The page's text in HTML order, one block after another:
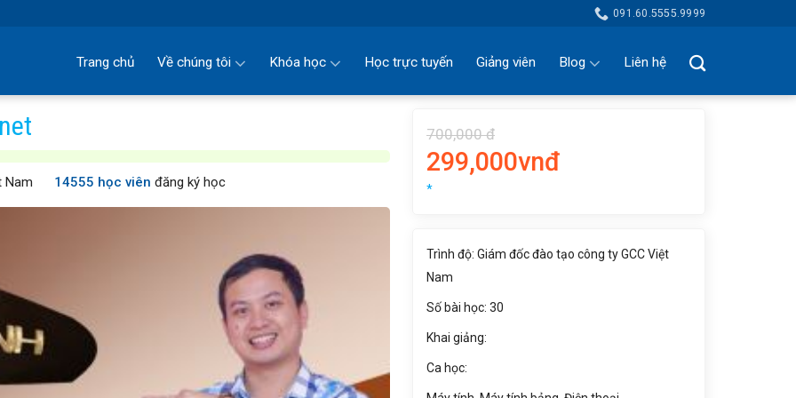
091.60.5555.9999
Trang chủ Về chúng tôi Khóa học Học trực tuyến Giảng viên Blog Liên hệ
Nam 14555 học viên đăng ký học
700,000 đ
299,000vnđ
*
Trình độ: Giám đốc đào tạo công ty GCC Việt
Nam
Số bài học: 30
Khai giảng:
Ca học: